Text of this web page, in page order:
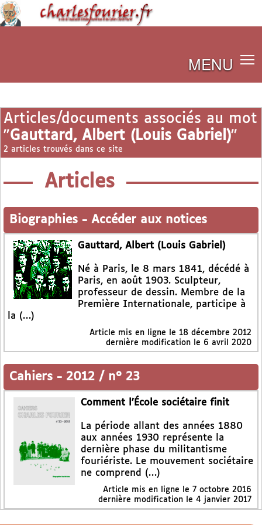
MENU
Articles/documents associés au mot
"Gauttard, Albert (Louis Gabriel)"
2 articles trouvés dans ce site
Articles
Biographies - Accéder aux notices
Gauttard, Albert (Louis Gabriel)
Né à Paris, le 8 mars 1841, décédé à
Paris, en août 1903. Sculpteur,
professeur de dessin. Membre de la
Première Internationale, participe à
la (…)
Article mis en ligne le 18 décembre 2012
dernière modification le 6 avril 2020
Cahiers - 2012 / n° 23
Comment l’École sociétaire finit
La période allant des années 1880
aux années 1930 représente la
dernière phase du militantisme
fouriériste. Le mouvement sociétaire
ne comprend (…)
Article mis en ligne le 7 octobre 2016
dernière modification le 4 janvier 2017